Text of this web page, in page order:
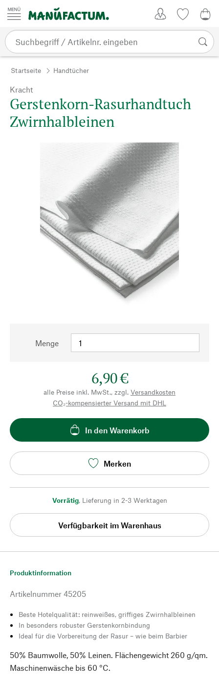
Zum Inhalt springen
Startseite Handtücher
Kracht
Gerstenkorn-Rasurhandtuch
Zwirnhalbleinen
Menge
6,90 €
alle Preise inkl. MwSt., zzgl. Versandkosten
CO₂-kompensierter Versand mit DHL
In den Warenkorb
Merken
Vorrätig, Lieferung in 2-3 Werktagen
Verfügbarkeit im Warenhaus
Produktinformation
Artikelnummer 45205
Beste Hotelqualität: reinweißes, griffiges Zwirnhalbleinen
In besonders robuster Gerstenkornbindung
Ideal für die Vorbereitung der Rasur – wie beim Barbier
50% Baumwolle, 50% Leinen. Flächengewicht 260 g/qm.
Maschinenwäsche bis 60 °C.